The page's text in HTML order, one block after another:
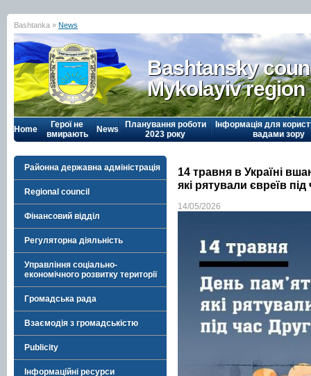
Bashtanka » News
Bashtansky
Mykolayiv region
Home
Герої не
вмирають
News
Планування роботи
2023 року
Інформація для
вадами зору
Районна державна адміністрація
Regional council
Фінансовий відділ
Регуляторна діяльність
Управління соціально-
економічного розвитку території
Громадська рада
Взаємодія з громадськістю
Publicity
Інформаційні ресурси
14 травня в Україні
які рятували євреїв під
14/05/2026